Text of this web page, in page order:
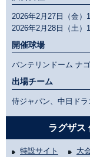
2026年2月27日（金
2026年2月28日（土
開催球場
バンテリンドーム ナ
出場チーム
侍ジャパン、中日ドラ
ラグザス
特設サイト 大